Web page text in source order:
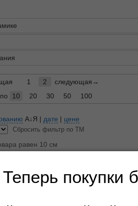
Теперь покупки
1 2
следующая→
10 20 30 50 100
А↓Я | дате | цене
Сбросить фильтр по ТМ
равен 10 см